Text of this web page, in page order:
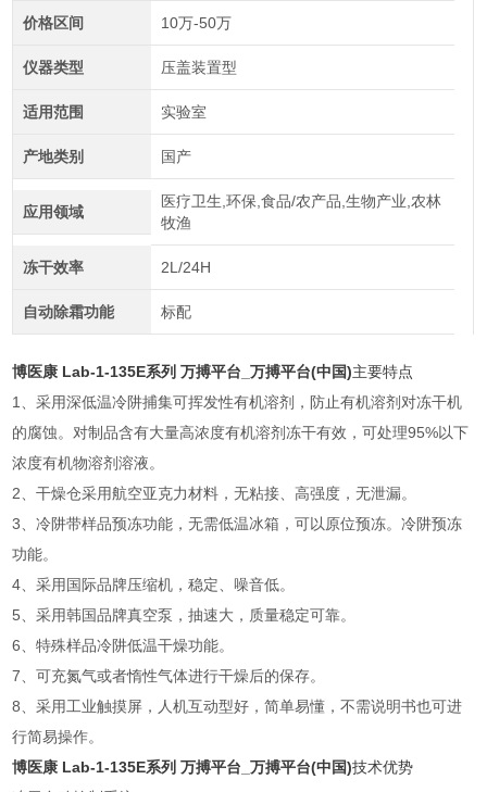
价格区间 10万-50万
仪器类型 压盖装置型
适用范围 实验室
产地类别 国产
应用领域
医疗卫生,环保,食品/农产品,生物产业,农林
牧渔
冻干效率 2L/24H
自动除霜功能 标配
博医康 Lab-1-135E系列 万搏平台_万搏平台(中国)主要特点
1、采用深低温冷阱捕集可挥发性有机溶剂，防止有机溶剂对冻干机
的腐蚀。对制品含有大量高浓度有机溶剂冻干有效，可处理95%以下
浓度有机物溶剂溶液。
2、干燥仓采用航空亚克力材料，无粘接、高强度，无泄漏。
3、冷阱带样品预冻功能，无需低温冰箱，可以原位预冻。冷阱预冻
功能。
4、采用国际品牌压缩机，稳定、噪音低。
5、采用韩国品牌真空泵，抽速大，质量稳定可靠。
6、特殊样品冷阱低温干燥功能。
7、可充氮气或者惰性气体进行干燥后的保存。
8、采用工业触摸屏，人机互动型好，简单易懂，不需说明书也可进
行简易操作。
博医康 Lab-1-135E系列 万搏平台_万搏平台(中国)技术优势